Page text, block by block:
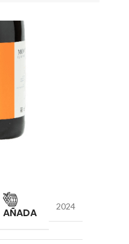
AÑADA 2024